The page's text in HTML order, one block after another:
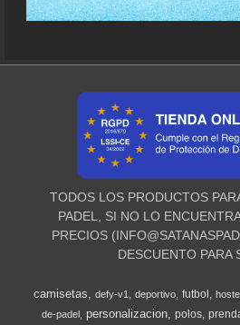
TODOS LOS PRODUCTOS
PADEL, SI NO LO
PRECIOS (
DESCUENTO PARA
camisetas defy-v1 deportivo futbol
de-padel
personalizacion polos